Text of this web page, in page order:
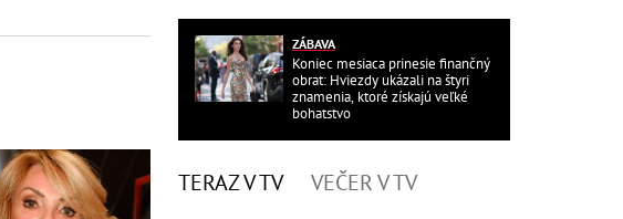
ZÁBAVA
Koniec mesiaca prinesie finančný
obrat: Hviezdy ukázali na štyri
znamenia, ktoré získajú veľké
bohatstvo
TERAZ V TV VEČER V TV